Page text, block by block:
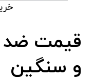
قیمت ضد
و سنگین